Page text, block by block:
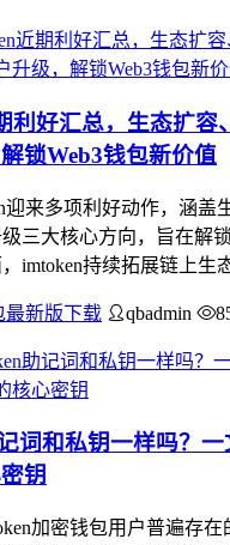
利好汇总，生态扩容
锁Web3钱包新价值
迎来多项利好动作，涵盖
三大核心方向，旨在解
imtoken持续拓展链上生
最新版下载 qbadmin
词和私钥一样吗？
钥
加密钱包用户普遍存